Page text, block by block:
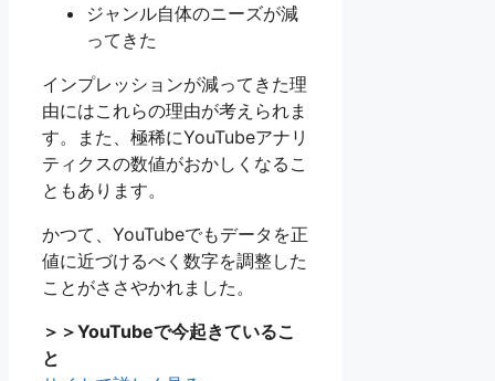
ジャンル自体のニーズが減
ってきた
インプレッションが減ってきた理
由にはこれらの理由が考えられま
す。また、極稀にYouTubeアナリ
ティクスの数値がおかしくなるこ
ともあります。
かつて、YouTubeでもデータを正
値に近づけるべく数字を調整した
ことがささやかれました。
＞＞YouTubeで今起きているこ
と